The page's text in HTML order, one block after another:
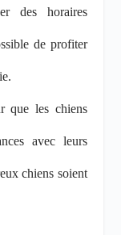
des horaires
de profiter
que les chiens
avec leurs
chiens soient